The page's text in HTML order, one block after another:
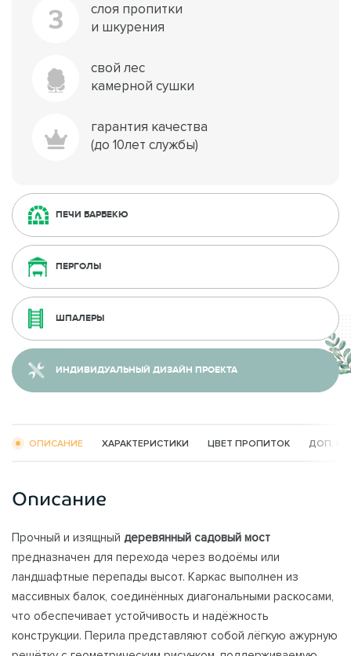
3
слоя пропитки
и шкурения
свой лес
камерной сушки
гарантия качества
(до 10лет службы)
ПЕЧИ БАРБЕКЮ
ПЕРГОЛЫ
ШПАЛЕРЫ
ИНДИВИДУАЛЬНЫЙ ДИЗАЙН ПРОЕКТА
ОПИСАНИЕ ХАРАКТЕРИСТИКИ ЦВЕТ ПРОПИТОК ДОП.
Описание
Прочный и изящный деревянный садовый мост
предназначен для перехода через водоёмы или
ландшафтные перепады высот. Каркас выполнен из
массивных балок, соединённых диагональными раскосами,
что обеспечивает устойчивость и надёжность
конструкции. Перила представляют собой лёгкую ажурную